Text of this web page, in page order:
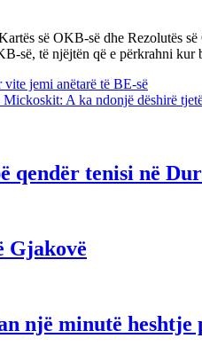
së OKB-së dhe Rezolutës
së, të njëjtën që e përkrahni
jemi anëtarë të BE-së
A ka ndonjë dëshirë
qendër tenisi në
Gjakovë
një minutë